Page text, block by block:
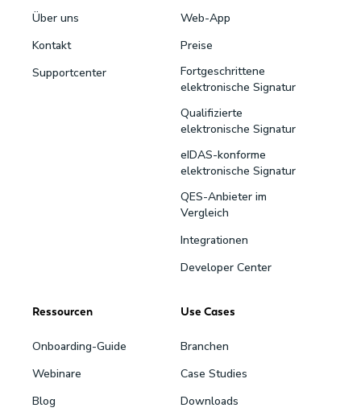
Über uns
Kontakt
Supportcenter
Web-App
Preise
Fortgeschrittene
elektronische Signatur
Qualifizierte
elektronische Signatur
eIDAS-konforme
elektronische Signatur
QES-Anbieter im
Vergleich
Integrationen
Developer Center
Ressourcen
Onboarding-Guide
Webinare
Blog
Use Cases
Branchen
Case Studies
Downloads